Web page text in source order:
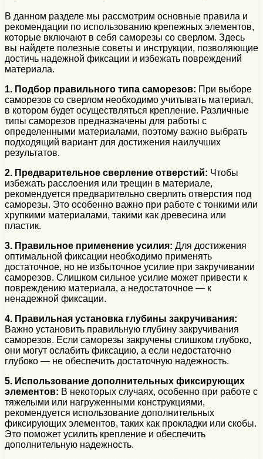
В данном разделе мы рассмотрим основные правила и
рекомендации по использованию крепежных элементов,
которые включают в себя саморезы со сверлом. Здесь
вы найдете полезные советы и инструкции, позволяющие
достичь надежной фиксации и избежать повреждений
материала.
1. Подбор правильного типа саморезов: При выборе
саморезов со сверлом необходимо учитывать материал,
в котором будет осуществляться крепление. Различные
типы саморезов предназначены для работы с
определенными материалами, поэтому важно выбрать
подходящий вариант для достижения наилучших
результатов.
2. Предварительное сверление отверстий: Чтобы
избежать расслоения или трещин в материале,
рекомендуется предварительно сверлить отверстия под
саморезы. Это особенно важно при работе с тонкими или
хрупкими материалами, такими как древесина или
пластик.
3. Правильное применение усилия: Для достижения
оптимальной фиксации необходимо применять
достаточное, но не избыточное усилие при закручивании
саморезов. Слишком сильное усилие может привести к
повреждению материала, а недостаточное — к
ненадежной фиксации.
4. Правильная установка глубины закручивания:
Важно установить правильную глубину закручивания
саморезов. Если саморезы закручены слишком глубоко,
они могут ослабить фиксацию, а если недостаточно
глубоко — не обеспечить достаточную надежность.
5. Использование дополнительных фиксирующих
элементов: В некоторых случаях, особенно при работе с
тяжелыми или нагруженными конструкциями,
рекомендуется использование дополнительных
фиксирующих элементов, таких как прокладки или скобы.
Это поможет усилить крепление и обеспечить
дополнительную надежность.